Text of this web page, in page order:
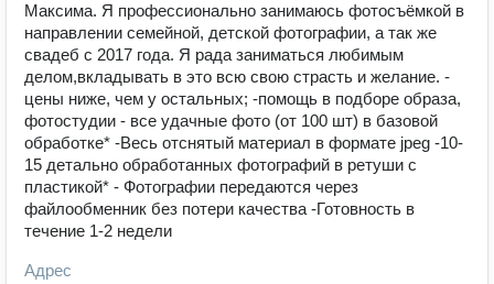
Максима. Я профессионально занимаюсь фотосъёмкой в
направлении семейной, детской фотографии, а так же
свадеб с 2017 года. Я рада заниматься любимым
делом,вкладывать в это всю свою страсть и желание. -
цены ниже, чем у остальных; -помощь в подборе образа,
фотостудии - все удачные фото (от 100 шт) в базовой
обработке* -Весь отснятый материал в формате jpeg -10-
15 детально обработанных фотографий в ретуши с
пластикой* - Фотографии передаются через
файлообменник без потери качества -Готовность в
течение 1-2 недели
Адрес